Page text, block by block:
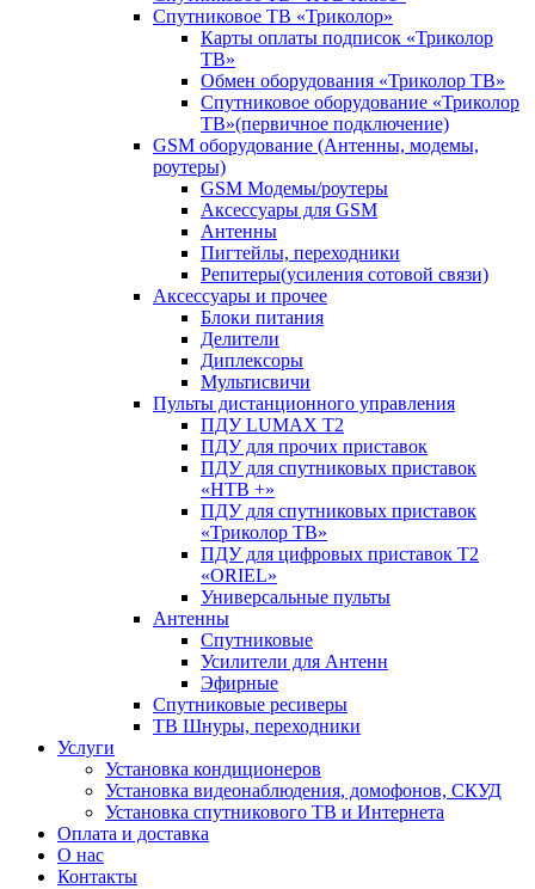
Спутниковое ТВ «Триколор»
Карты оплаты подписок «Триколор
ТВ»
Обмен оборудования «Триколор ТВ»
Спутниковое оборудование «Триколор
ТВ»(первичное подключение)
GSM оборудование (Антенны, модемы,
роутеры)
GSM Модемы/роутеры
Аксессуары для GSM
Антенны
Пигтейлы, переходники
Репитеры(усиления сотовой связи)
Аксессуары и прочее
Блоки питания
Делители
Диплексоры
Мультисвичи
Пульты дистанционного управления
ПДУ LUMAX Т2
ПДУ для прочих приставок
ПДУ для спутниковых приставок
«НТВ +»
ПДУ для спутниковых приставок
«Триколор ТВ»
ПДУ для цифровых приставок Т2
«ORIEL»
Универсальные пульты
Антенны
Спутниковые
Усилители для Антенн
Эфирные
Спутниковые ресиверы
ТВ Шнуры, переходники
Услуги
Установка кондиционеров
Установка видеонаблюдения, домофонов, СКУД
Установка спутникового ТВ и Интернета
Оплата и доставка
О нас
Контакты